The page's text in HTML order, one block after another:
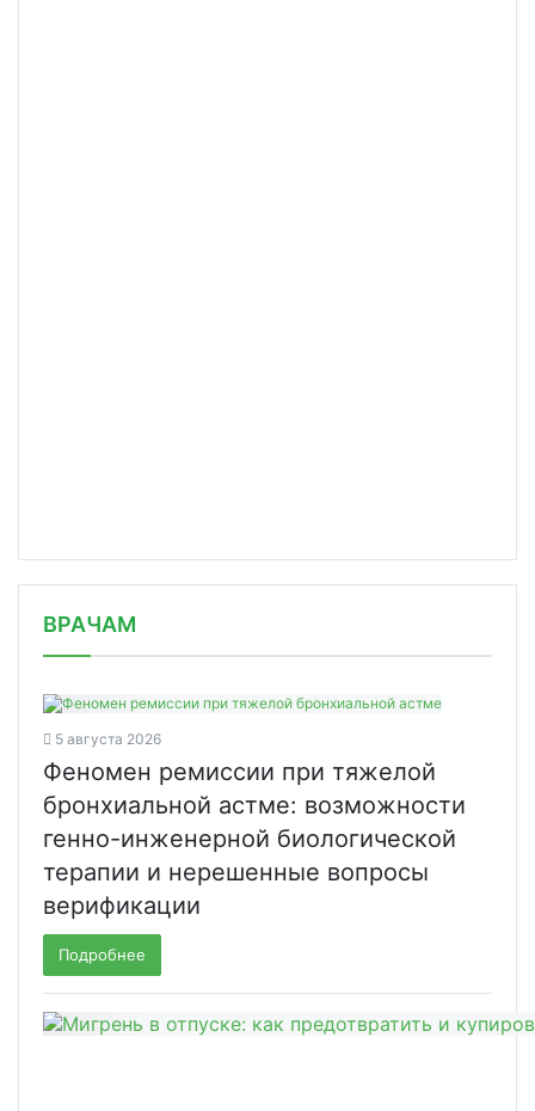
ВРАЧАМ
5 августа 2026
Феномен ремиссии при тяжелой
бронхиальной астме: возможности
генно-инженерной биологической
терапии и нерешенные вопросы
верификации
Подробнее